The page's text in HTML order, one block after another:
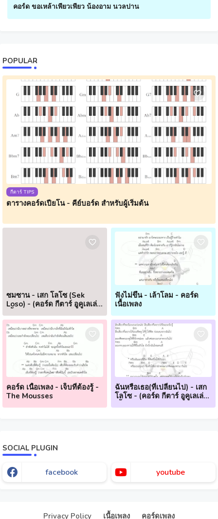
คอร์ด ขอเหล้าเพียวเพียว น้องอาม นวลปาน
POPULAR
กีตาร์ TIPS
ตารางคอร์ดเปียโน - คีย์บอร์ด สำหรับผู้เริ่มต้น
ซมซาน - เสก โลโซ (Sek
Loso) - (คอร์ด กีตาร์ อูคูเลเล่
ฟังไม่ขึ้น - เล้าโลม - คอร์ด
เนื้อเพลง
คอร์ด เนื้อเพลง - เจ็บที่ต้องรู้ -
The Mousses
ฉันหรือเธอ(ที่เปลี่ยนไป) - เสก
โลโซ - (คอร์ด กีตาร์ อูคูเลเล่
SOCIAL PLUGIN
facebook youtube
Privacy Policy เนื้อเพลง คอร์ดเพลง